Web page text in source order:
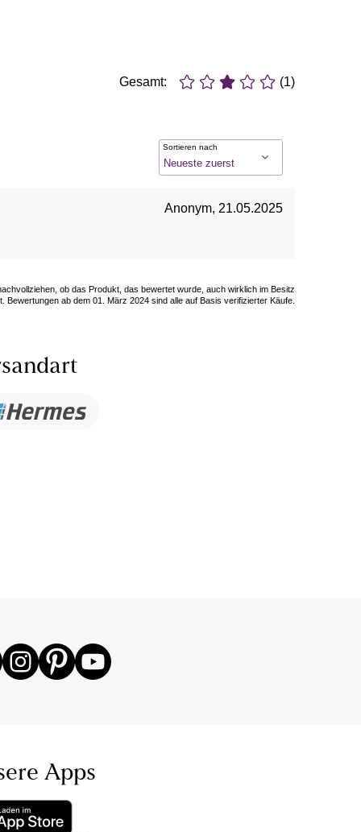
Gesamt: (1)
Sortieren nach
Anonym, 21.05.2025
ob das Produkt, das bewertet wurde, auch wirklich im Besitz
Bewertungen ab dem 01. März 2024 sind alle auf Basis verifizierter Käufe.
Apps